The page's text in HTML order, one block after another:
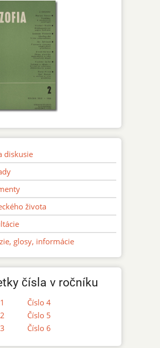
diskusie
života
glosy, informácie
čísla v ročníku
Číslo 4
Číslo 5
Číslo 6